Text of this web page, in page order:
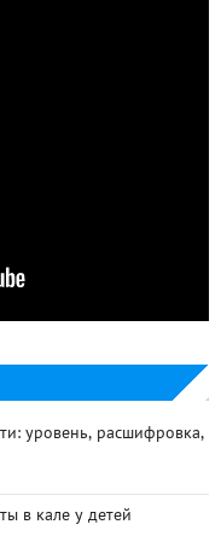
уровень, расшифровка,
в кале у детей